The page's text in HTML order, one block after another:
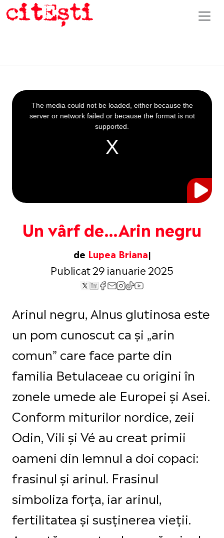
Un vârf de…Arin negru
de Lupea Briana
Publicat 29 ianuarie 2025
This
is
a
The media could not be loaded, either because the
server or network failed or because the format is not
supported.
Arinul negru, Alnus glutinosa este
un pom cunoscut ca și „arin
comun” care face parte din
familia Betulaceae cu origini în
zonele umede ale Europei și Asei.
Conform miturilor nordice, zeii
Odin, Vili și Vé au creat primii
oameni din lemnul a doi copaci:
frasinul și arinul. Frasinul
simboliza forța, iar arinul,
fertilitatea și susținerea vieții.